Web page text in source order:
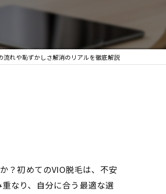
流れや恥ずかしさ解消のリアルを徹底解説
？初めてのVIO脱毛は、不安
なり、自分に合う最適な選